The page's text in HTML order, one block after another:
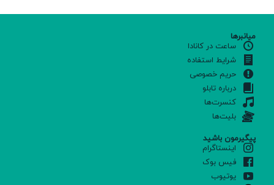
میانبرها
ساعت در کانادا
شرایط استفاده
حریم خصوصی
درباره تابلو
کنسرت‌ها
بلیت‌ها
پیگیرمون باشید
اینستاگرام
فیس بوک
یوتیوب